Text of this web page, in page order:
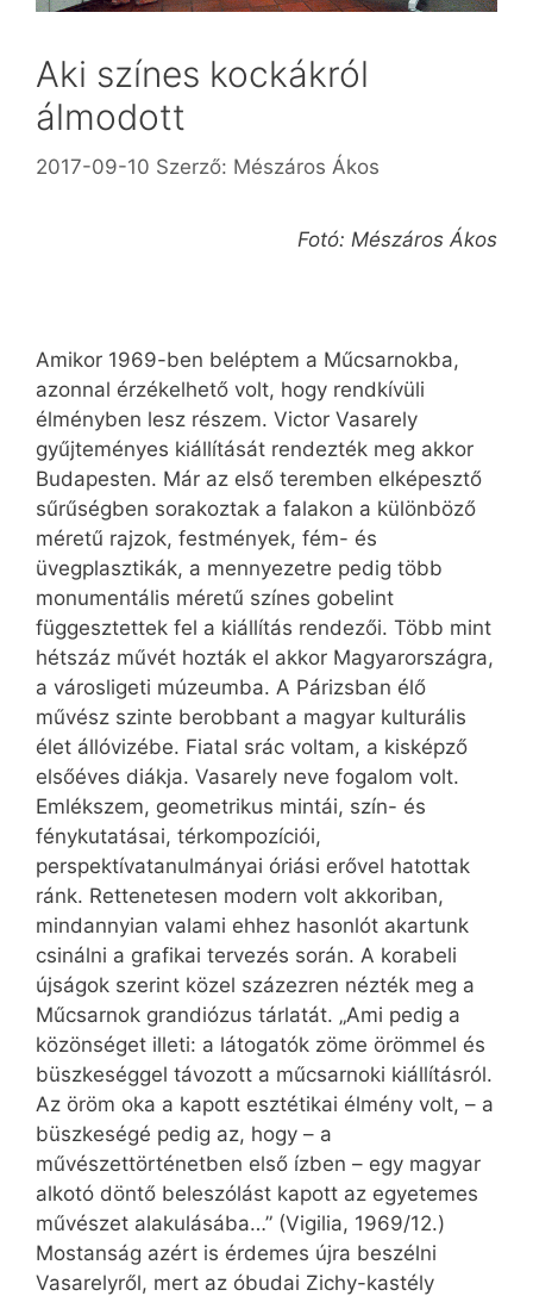
Aki színes kockákról
álmodott
2017-09-10 Szerző: Mészáros Ákos
Fotó: Mészáros Ákos
Amikor 1969-ben beléptem a Műcsarnokba,
azonnal érzékelhető volt, hogy rendkívüli
élményben lesz részem. Victor Vasarely
gyűjteményes kiállítását rendezték meg akkor
Budapesten. Már az első teremben elképesztő
sűrűségben sorakoztak a falakon a különböző
méretű rajzok, festmények, fém- és
üvegplasztikák, a mennyezetre pedig több
monumentális méretű színes gobelint
függesztettek fel a kiállítás rendezői. Több mint
hétszáz művét hozták el akkor Magyarországra,
a városligeti múzeumba. A Párizsban élő
művész szinte berobbant a magyar kulturális
élet állóvizébe. Fiatal srác voltam, a kisképző
elsőéves diákja. Vasarely neve fogalom volt.
Emlékszem, geometrikus mintái, szín- és
fénykutatásai, térkompozíciói,
perspektívatanulmányai óriási erővel hatottak
ránk. Rettenetesen modern volt akkoriban,
mindannyian valami ehhez hasonlót akartunk
csinálni a grafikai tervezés során. A korabeli
újságok szerint közel százezren nézték meg a
Műcsarnok grandiózus tárlatát. „Ami pedig a
közönséget illeti: a látogatók zöme örömmel és
büszkeséggel távozott a műcsarnoki kiállításról.
Az öröm oka a kapott esztétikai élmény volt, – a
büszkeségé pedig az, hogy – a
művészettörténetben első ízben – egy magyar
alkotó döntő beleszólást kapott az egyetemes
művészet alakulásába…” (Vigilia, 1969/12.)
Mostanság azért is érdemes újra beszélni
Vasarelyről, mert az óbudai Zichy-kastély